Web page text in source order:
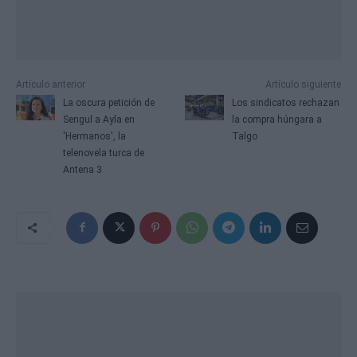
Artículo anterior
La oscura petición de
Sengul a Ayla en
'Hermanos', la
telenovela turca de
Antena 3
Artículo siguiente
Los sindicatos rechazan
la compra húngara a
Talgo